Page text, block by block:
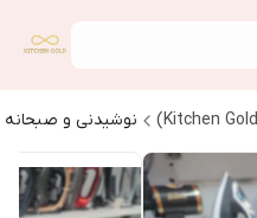
نوشیدنی و صبحانه